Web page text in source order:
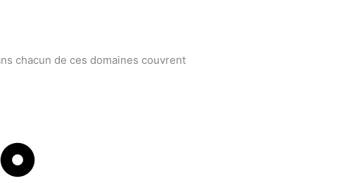
chacun de ces domaines couvrent